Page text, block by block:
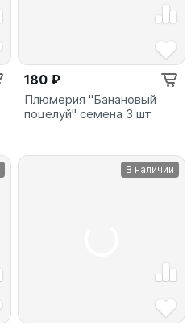
180 ₽
Плюмерия "Банановый
поцелуй" семена 3 шт
В наличии